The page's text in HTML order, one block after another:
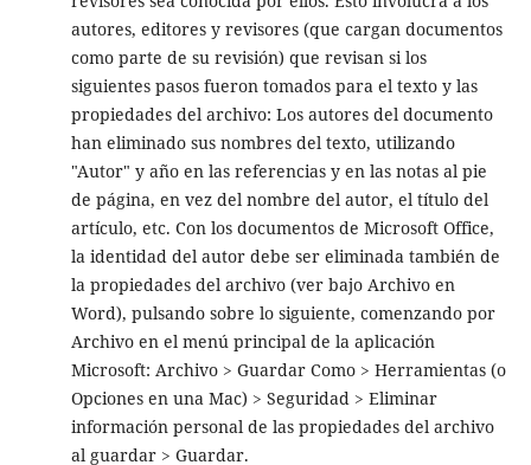
autores, editores y revisores (que cargan documentos
como parte de su revisión) que revisan si los
siguientes pasos fueron tomados para el texto y las
propiedades del archivo: Los autores del documento
han eliminado sus nombres del texto, utilizando
"Autor" y año en las referencias y en las notas al pie
de página, en vez del nombre del autor, el título del
artículo, etc. Con los documentos de Microsoft Office,
la identidad del autor debe ser eliminada también de
la propiedades del archivo (ver bajo Archivo en
Word), pulsando sobre lo siguiente, comenzando por
Archivo en el menú principal de la aplicación
Microsoft: Archivo > Guardar Como > Herramientas (o
Opciones en una Mac) > Seguridad > Eliminar
información personal de las propiedades del archivo
al guardar > Guardar.